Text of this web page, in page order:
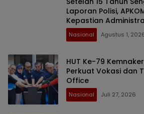
Laporan Polisi,
Kepastian
Nomor 431 K/TUN/
Nasional Agustus 1,
HUT Ke-79
Perkuat Vokasi dan
Office
Nasional Juli 27, 2026